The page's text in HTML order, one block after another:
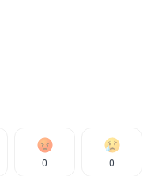
0 0